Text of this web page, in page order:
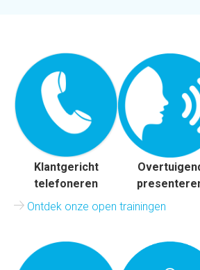
Klantgericht
telefoneren
Ontdek onze open trainingen